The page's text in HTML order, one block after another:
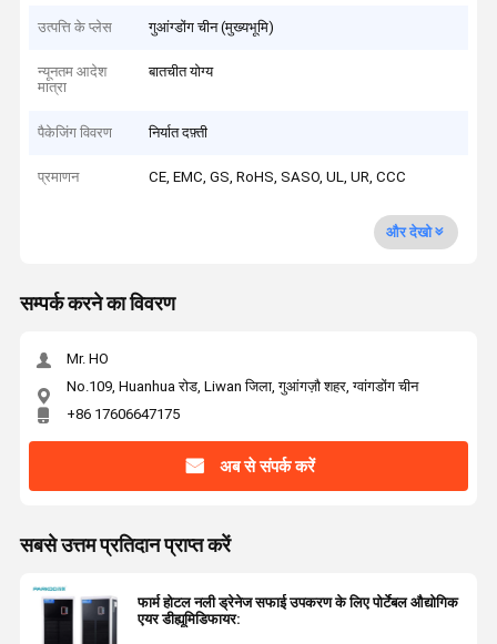
उत्पत्ति के प्लेस गुआंग्डोंग चीन (मुख्यभूमि)
न्यूनतम आदेश
मात्रा
बातचीत योग्य
पैकेजिंग विवरण निर्यात दफ़्ती
प्रमाणन CE, EMC, GS, RoHS, SASO, UL, UR, CCC
और देखो
सम्पर्क करने का विवरण
Mr. HO
No.109, Huanhua रोड, Liwan जिला, गुआंगज़ौ शहर, ग्वांगडोंग चीन
+86 17606647175
अब से संपर्क करें
सबसे उत्तम प्रतिदान प्राप्त करें
फार्म होटल नली ड्रेनेज सफाई उपकरण के लिए पोर्टेबल औद्योगिक
एयर डीह्यूमिडिफायर: